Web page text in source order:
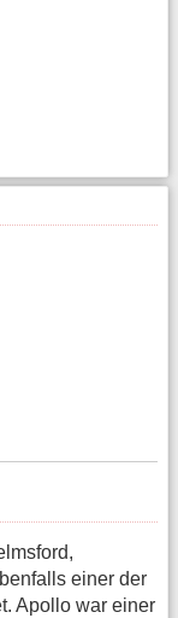
einer der
Apollo war einer